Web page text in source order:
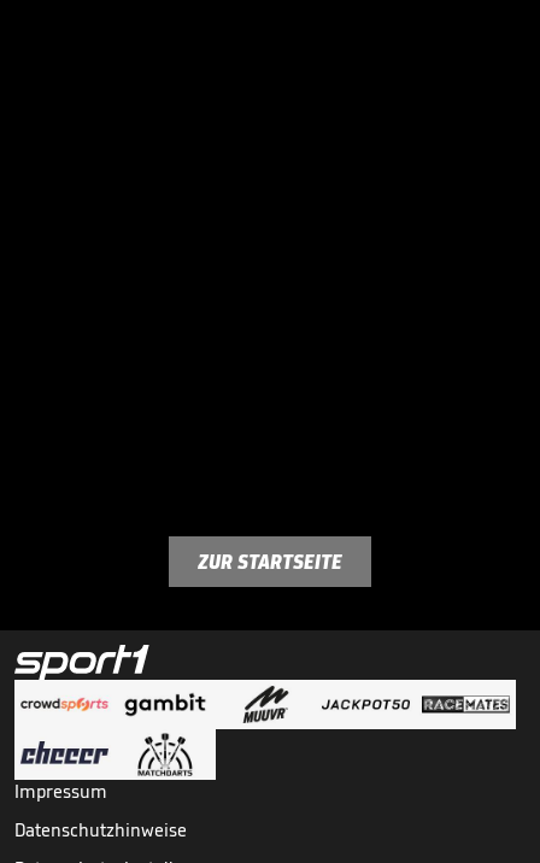
ZUR STARTSEITE
Impressum
Datenschutzhinweise